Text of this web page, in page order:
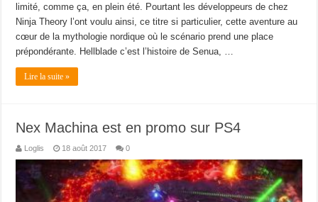
limité, comme ça, en plein été. Pourtant les développeurs de chez
Ninja Theory l’ont voulu ainsi, ce titre si particulier, cette aventure au
cœur de la mythologie nordique où le scénario prend une place
prépondérante. Hellblade c’est l’histoire de Senua, …
Lire la suite »
Nex Machina est en promo sur PS4
Loglis 18 août 2017 0